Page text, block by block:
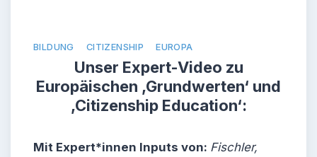
BILDUNG CITIZENSHIP EUROPA
Unser Expert-Video zu
Europäischen ‚Grundwerten‘ und
‚Citizenship Education‘:
Mit Expert*innen Inputs von: Fischler,